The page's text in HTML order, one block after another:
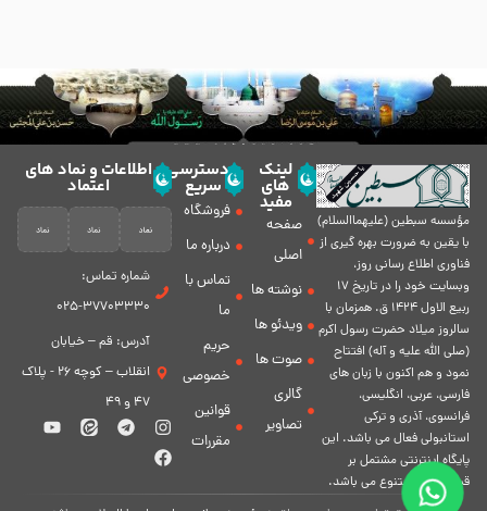
مؤسسه سبطين (عليهماالسلام)
با يقين به ضرورت بهره گیرى از
فناورى اطلاع رسانى روز،
وبسایت خود را در تاريخ 17
ربيع الاول 1424 ق. همزمان با
سالروز ميلاد حضرت رسول اكرم
(صلی الله علیه و آله) افتتاح
نمود و هم اكنون با زبان های
فارسی، عربى، انگلیسی،
فرانسوی، آذری و ترکی
استانبولی فعال مى باشد. اين
پايگاه اينترنتى مشتمل بر
قسمت هاى متنوع مى باشد.
لینک
های
مفید
صفحه
اصلی
نوشته ها
ویدئو ها
صوت ها
گالری
تصاویر
دسترسی
سریع
فروشگاه
درباره ما
تماس با
ما
حریم
خصوصی
قوانین
مقررات
اطلاعات و نماد های
اعتماد
شماره تماس:
37703330-025
آدرس: قم – خیابان
انقلاب – کوچه 26 - پلاک
47 و 49